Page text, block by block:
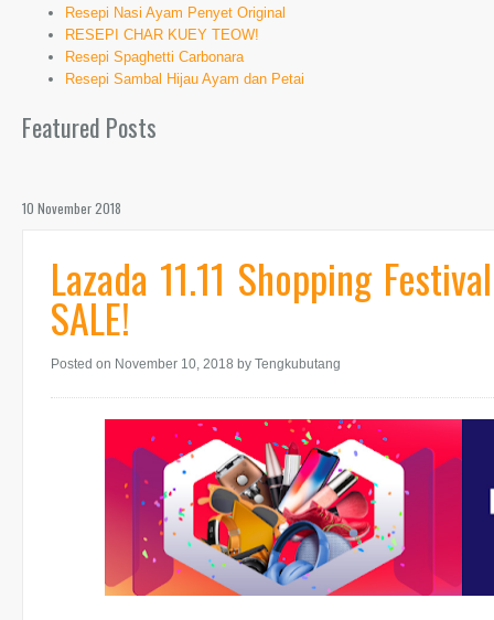
Resepi Nasi Ayam Penyet Original
RESEPI CHAR KUEY TEOW!
Resepi Spaghetti Carbonara
Resepi Sambal Hijau Ayam dan Petai
Featured Posts
10 November 2018
Lazada 11.11 Shopping
SALE!
Posted on November 10, 2018 by Tengkubutang